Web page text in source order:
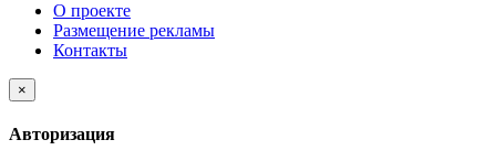
О проекте
Размещение рекламы
Контакты
×
Авторизация